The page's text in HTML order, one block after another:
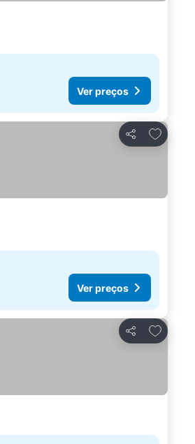
Ver preços
Partilhar
Ver preços
Partilhar